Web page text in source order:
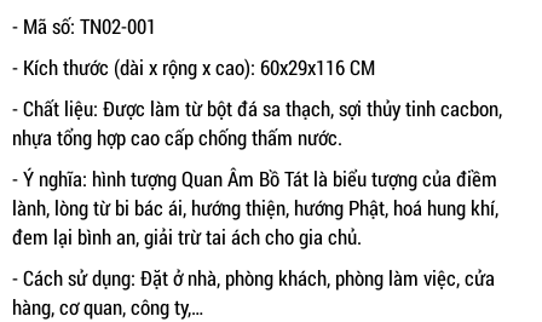
- Mã số: TN02-001
- Kích thước (dài x rộng x cao): 60x29x116 CM
- Chất liệu: Được làm từ bột đá sa thạch, sợi thủy tinh cacbon,
nhựa tổng hợp cao cấp chống thấm nước.
- Ý nghĩa: hình tượng Quan Âm Bồ Tát là biểu tượng của điềm
lành, lòng từ bi bác ái, hướng thiện, hướng Phật, hoá hung khí,
đem lại bình an, giải trừ tai ách cho gia chủ.
- Cách sử dụng: Đặt ở nhà, phòng khách, phòng làm việc, cửa
hàng, cơ quan, công ty,…